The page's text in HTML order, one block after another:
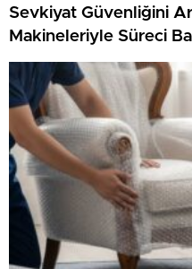
Sevkiyat Güvenliğini
Makineleriyle Süreci